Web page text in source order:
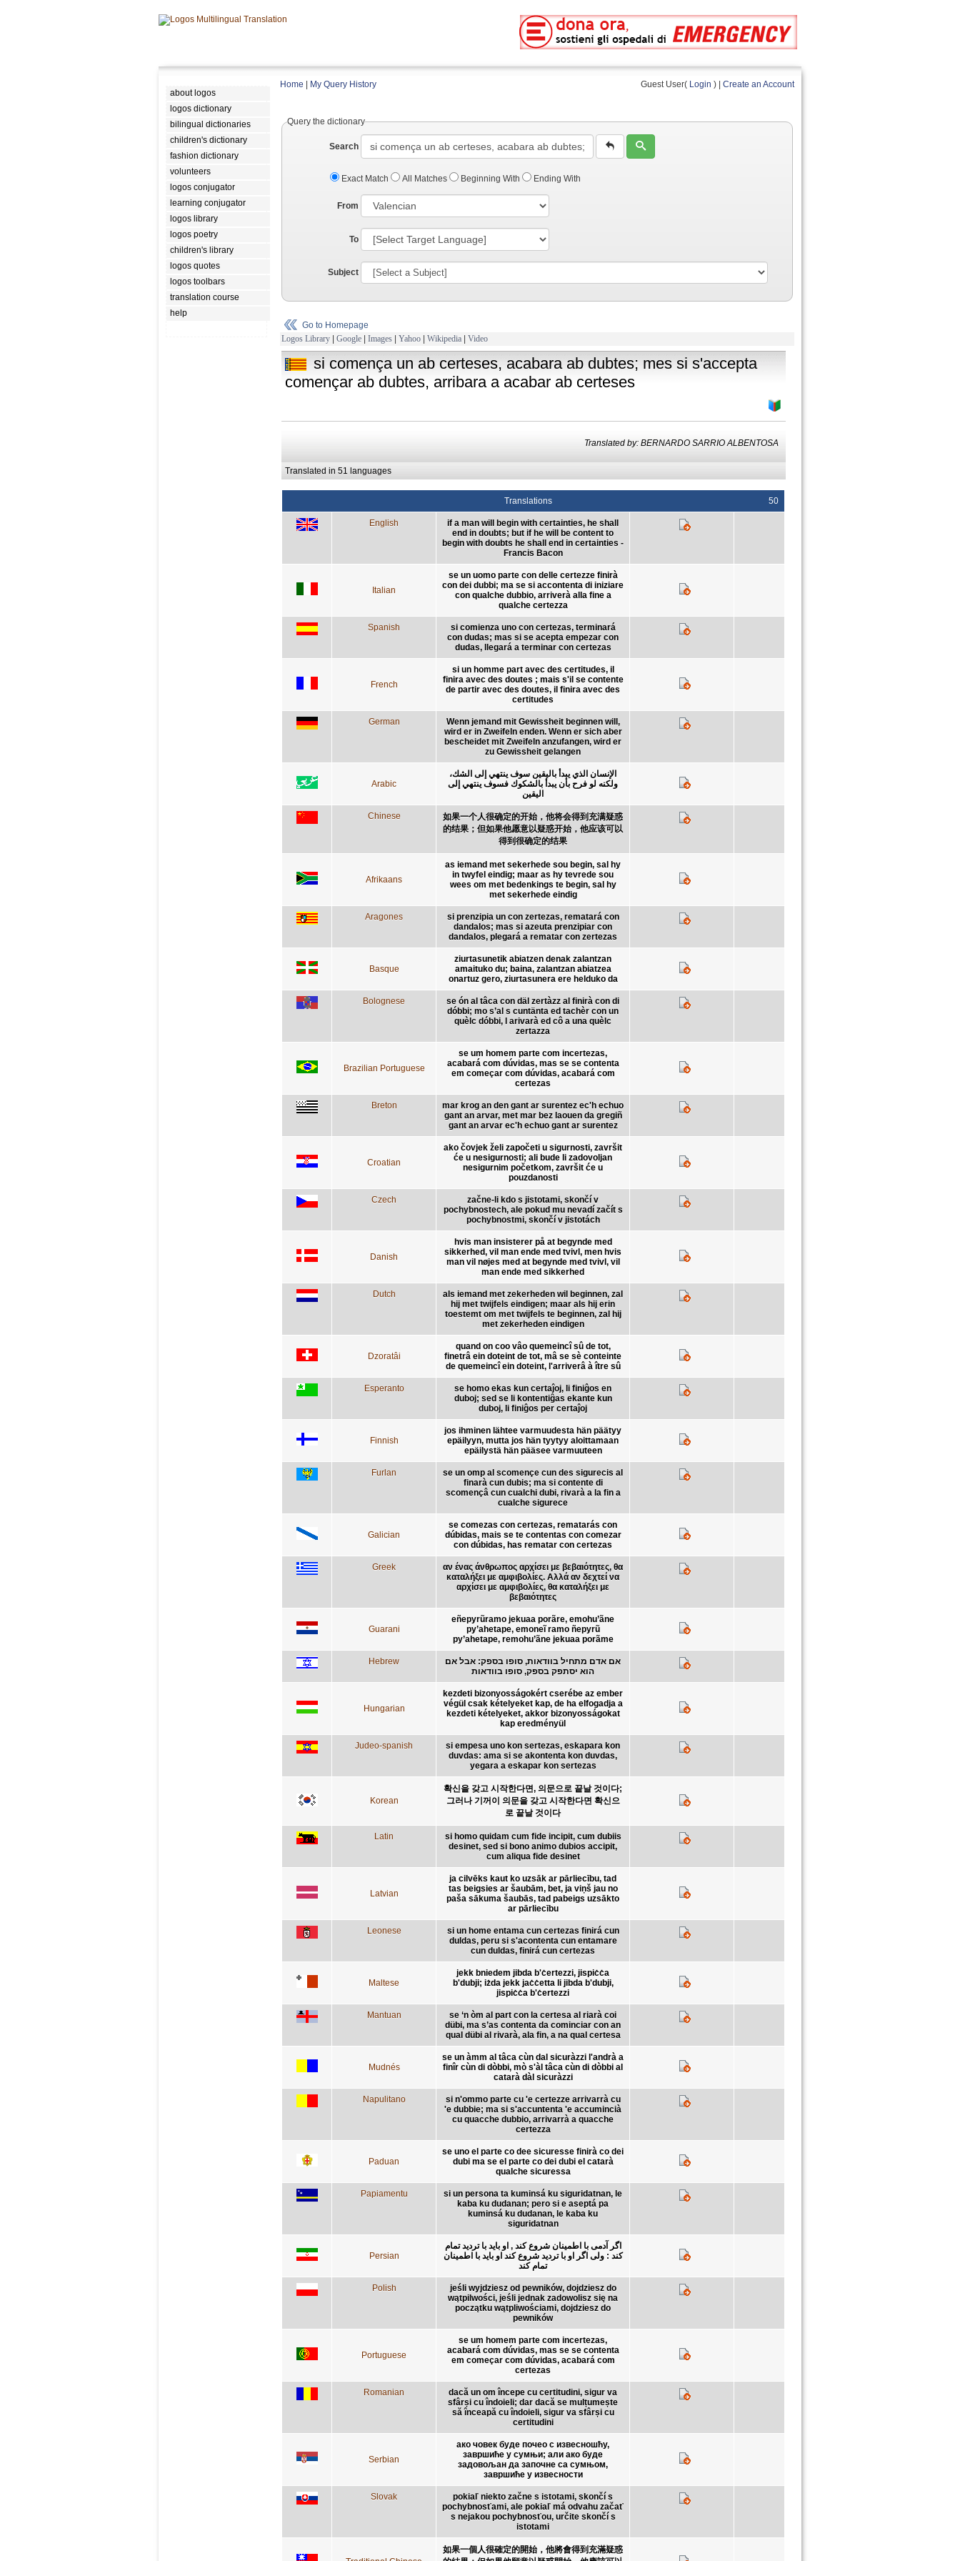
about logos
logos dictionary
bilingual dictionaries
children's dictionary
fashion dictionary
volunteers
logos conjugator
learning conjugator
logos library
logos poetry
children's library
logos quotes
logos toolbars
translation course
help
Home My Query History Guest User( Login ) | Create an Account
Query the dictionary
Search
Exact Match All Matches Beginning With Ending With
From
To
Subject
Go to Homepage
Logos Library | Google | Images | Yahoo | Wikipedia | Video
si comença un ab certeses, acabara ab dubtes; mes si s'accepta
començar ab dubtes, arribara a acabar ab certeses
Translated by: BERNARDO SARRIO ALBENTOSA
Translated in 51 languages
Translations 50
English
if a man will begin with certainties, he shall
end in doubts; but if he will be content to
begin with doubts he shall end in certainties -
Francis Bacon
Italian
se un uomo parte con delle certezze finirà
con dei dubbi; ma se si accontenta di iniziare
con qualche dubbio, arriverà alla fine a
qualche certezza
Spanish
si comienza uno con certezas, terminará
con dudas; mas si se acepta empezar con
dudas, llegará a terminar con certezas
French
si un homme part avec des certitudes, il
finira avec des doutes ; mais s'il se contente
de partir avec des doutes, il finira avec des
certitudes
German
Wenn jemand mit Gewissheit beginnen will,
wird er in Zweifeln enden. Wenn er sich aber
bescheidet mit Zweifeln anzufangen, wird er
zu Gewissheit gelangen
Arabic
الإنسان الذي يبدأ باليقين سوف ينتهي إلى الشك،
ولكنه لو فرح بأن يبدأ بالشكوك فسوف ينتهي إلى
اليقين
Chinese
如果一个人很确定的开始，他将会得到充满疑惑
的结果；但如果他愿意以疑惑开始，他应该可以
得到很确定的结果
Afrikaans
as iemand met sekerhede sou begin, sal hy
in twyfel eindig; maar as hy tevrede sou
wees om met bedenkings te begin, sal hy
met sekerhede eindig
Aragones
si prenzipia un con zertezas, rematará con
dandalos; mas si azeuta prenzipiar con
dandalos, plegará a rematar con zertezas
Basque
ziurtasunetik abiatzen denak zalantzan
amaituko du; baina, zalantzan abiatzea
onartuz gero, ziurtasunera ere helduko da
Bolognese
se ón al tâca con däl zertàzz al finirà con di
dóbbi; mo s’al s cuntänta ed tachèr con un
quèlc dóbbi, l arivarà ed cô a una quèlc
zertazza
Brazilian Portuguese
se um homem parte com incertezas,
acabará com dúvidas, mas se se contenta
em começar com dúvidas, acabará com
certezas
Breton
mar krog an den gant ar surentez ec'h echuo
gant an arvar, met mar bez laouen da gregiñ
gant an arvar ec'h echuo gant ar surentez
Croatian
ako čovjek želi započeti u sigurnosti, završit
će u nesigurnosti; ali bude li zadovoljan
nesigurnim početkom, završit će u
pouzdanosti
Czech
začne-li kdo s jistotami, skončí v
pochybnostech, ale pokud mu nevadí začít s
pochybnostmi, skončí v jistotách
Danish
hvis man insisterer på at begynde med
sikkerhed, vil man ende med tvivl, men hvis
man vil nøjes med at begynde med tvivl, vil
man ende med sikkerhed
Dutch
als iemand met zekerheden wil beginnen, zal
hij met twijfels eindigen; maar als hij erin
toestemt om met twijfels te beginnen, zal hij
met zekerheden eindigen
Dzoratâi
quand on coo vâo quemeincî sû de tot,
finetrâ ein doteint de tot, mâ se sè conteinte
de quemeincî ein doteint, l'arriverâ à ître sû
Esperanto
se homo ekas kun certaĵoj, li finiĝos en
duboj; sed se li kontentiĝas ekante kun
duboj, li finiĝos per certaĵoj
Finnish
jos ihminen lähtee varmuudesta hän päätyy
epäilyyn, mutta jos hän tyytyy aloittamaan
epäilystä hän pääsee varmuuteen
Furlan
se un omp al scomençe cun des sigurecis al
finarà cun dubis; ma si contente di
scomençâ cun cualchi dubi, rivarà a la fin a
cualche sigurece
Galician
se comezas con certezas, rematarás con
dúbidas, mais se te contentas con comezar
con dúbidas, has rematar con certezas
Greek
αν ένας άνθρωπος αρχίσει με βεβαιότητες, θα
καταλήξει με αμφιβολίες. Αλλά αν δεχτεί να
αρχίσει με αμφιβολίες, θα καταλήξει με
βεβαιότητες
Guarani
eñepyrũramo jekuaa porãre, emohu’ãne
py’ahetape, emoneĩ ramo ñepyrũ
py’ahetape, remohu’ãne jekuaa porãme
Hebrew
אם אדם מתחיל בוודאות, סופו בספק: אבל אם
הוא יסתפק בספק, סופו בוודאות
Hungarian
kezdeti bizonyosságokért cserébe az ember
végül csak kételyeket kap, de ha elfogadja a
kezdeti kételyeket, akkor bizonyosságokat
kap eredményül
Judeo-spanish
si empesa uno kon sertezas, eskapara kon
duvdas: ama si se akontenta kon duvdas,
yegara a eskapar kon sertezas
Korean
확신을 갖고 시작한다면, 의문으로 끝날 것이다;
그러나 기꺼이 의문을 갖고 시작한다면 확신으
로 끝날 것이다
Latin
si homo quidam cum fide incipit, cum dubiis
desinet, sed si bono animo dubios accipit,
cum aliqua fide desinet
Latvian
ja cilvēks kaut ko uzsāk ar pārliecību, tad
tas beigsies ar šaubām, bet, ja viņš jau no
paša sākuma šaubās, tad pabeigs uzsākto
ar pārliecību
Leonese
si un home entama cun certezas finirá cun
duldas, peru si s'acontenta cun entamare
cun duldas, finirá cun certezas
Maltese
jekk bniedem jibda b'ċertezzi, jispiċċa
b'dubji; iżda jekk jaċċetta li jibda b'dubji,
jispiċċa b'ċertezzi
Mantuan
se ‘n òm al part con la certesa al riarà coi
dübi, ma s’as contenta da cominciar con an
qual dübi al rivarà, ala fin, a na qual certesa
Mudnés
se un àmm al tâca cùn dal sicuràzzi l'andrà a
finîr cùn di dòbbi, mò s'àl tâca cùn di dòbbi al
catarà dàl sicuràzzi
Napulitano
si n'ommo parte cu 'e certezze arrivarrà cu
'e dubbie; ma si s'accuntenta 'e accumincià
cu quacche dubbio, arrivarrà a quacche
certezza
Paduan
se uno el parte co dee sicuresse finirà co dei
dubi ma se el parte co dei dubi el catarà
qualche sicuressa
Papiamentu
si un persona ta kuminsá ku siguridatnan, le
kaba ku dudanan; pero si e aseptá pa
kuminsá ku dudanan, le kaba ku
siguridatnan
Persian
اگر آدمی با اطمینان شروع کند , او باید با تردید تمام
کند : ولی اگر او با تردید شروع کند او باید با اطمینان
تمام کند
Polish
jeśli wyjdziesz od pewników, dojdziesz do
wątpilwości, jeśli jednak zadowolisz się na
początku wątpliwościami, dojdziesz do
pewników
Portuguese
se um homem parte com incertezas,
acabará com dúvidas, mas se se contenta
em começar com dúvidas, acabará com
certezas
Romanian
dacă un om începe cu certitudini, sigur va
sfârși cu îndoieli; dar dacă se mulțumește
să înceapă cu îndoieli, sigur va sfârși cu
certitudini
Serbian
ако човек буде почео с извесношћу,
завршиће у сумњи; али ако буде
задовољан да започне са сумњом,
завршиће у извесности
Slovak
pokiaľ niekto začne s istotami, skončí s
pochybnosťami, ale pokiaľ má odvahu začať
s nejakou pochybnosťou, určite skončí s
istotami
如果一個人很確定的開始，他將會得到充滿疑惑